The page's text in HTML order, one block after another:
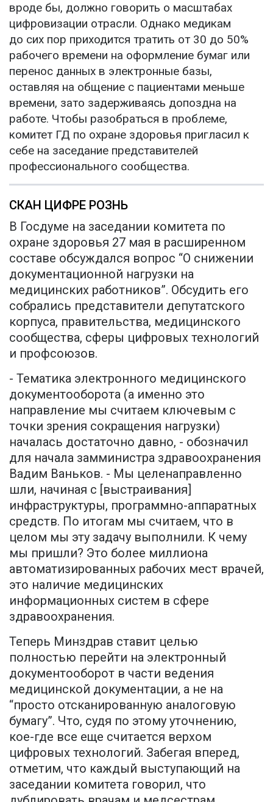
вроде бы, должно говорить о масштабах
цифровизации отрасли. Однако медикам
до сих пор приходится тратить от 30 до 50%
рабочего времени на оформление бумаг или
перенос данных в электронные базы,
оставляя на общение с пациентами меньше
времени, зато задерживаясь допоздна на
работе. Чтобы разобраться в проблеме,
комитет ГД по охране здоровья пригласил к
себе на заседание представителей
профессионального сообщества.
СКАН ЦИФРЕ РОЗНЬ
В Госдуме на заседании комитета по
охране здоровья 27 мая в расширенном
составе обсуждался вопрос “О снижении
документационной нагрузки на
медицинских работников”. Обсудить его
собрались представители депутатского
корпуса, правительства, медицинского
сообщества, сферы цифровых технологий
и профсоюзов.
- Тематика электронного медицинского
документооборота (а именно это
направление мы считаем ключевым с
точки зрения сокращения нагрузки)
началась достаточно давно, - обозначил
для начала замминистра здравоохранения
Вадим Ваньков. - Мы целенаправленно
шли, начиная с [выстраивания]
инфраструктуры, программно-аппаратных
средств. По итогам мы считаем, что в
целом мы эту задачу выполнили. К чему
мы пришли? Это более миллиона
автоматизированных рабочих мест врачей,
это наличие медицинских
информационных систем в сфере
здравоохранения.
Теперь Минздрав ставит целью
полностью перейти на электронный
документооборот в части ведения
медицинской документации, а не на
“просто отсканированную аналоговую
бумагу”. Что, судя по этому уточнению,
кое-где все еще считается верхом
цифровых технологий. Забегая вперед,
отметим, что каждый выступающий на
заседании комитета говорил, что